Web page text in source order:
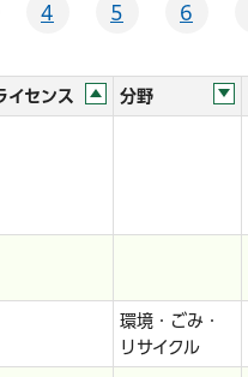
4 5 6
イセンス 分野
環境・ごみ・
リサイクル